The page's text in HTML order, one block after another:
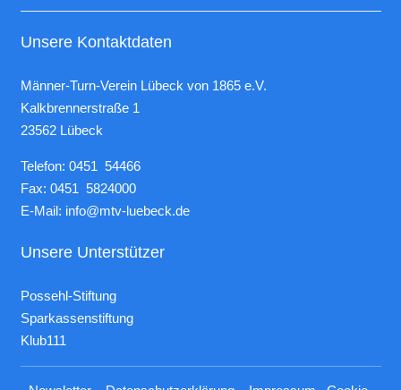
Unsere Kontaktdaten
Männer-Turn-Verein Lübeck von 1865 e.V.
Kalkbrennerstraße 1
23562 Lübeck
Telefon: 0451 54466
Fax: 0451 5824000
E-Mail: info@mtv-luebeck.de
Unsere Unterstützer
Possehl-Stiftung
Sparkassenstiftung
Klub111